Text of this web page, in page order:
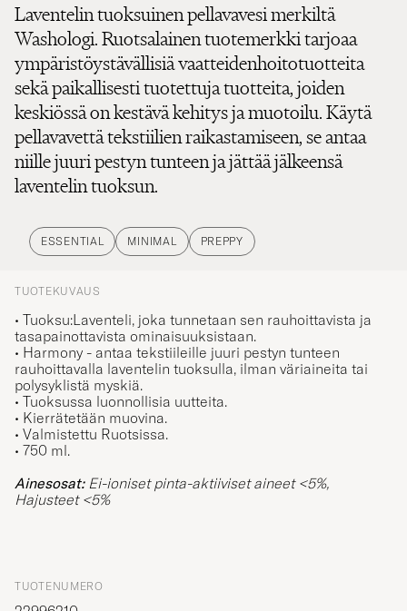
Laventelin tuoksuinen pellavavesi merkiltä
Washologi. Ruotsalainen tuotemerkki tarjoaa
ympäristöystävällisiä vaatteidenhoitotuotteita
sekä paikallisesti tuotettuja tuotteita, joiden
keskiössä on kestävä kehitys ja muotoilu. Käytä
pellavavettä tekstiilien raikastamiseen, se antaa
niille juuri pestyn tunteen ja jättää jälkeensä
laventelin tuoksun.
ESSENTIAL MINIMAL PREPPY
TUOTEKUVAUS
• Tuoksu:Laventeli, joka tunnetaan sen rauhoittavista ja
tasapainottavista ominaisuuksistaan.
• Harmony - antaa tekstiileille juuri pestyn tunteen
rauhoittavalla laventelin tuoksulla, ilman väriaineita tai
polysyklistä myskiä.
• Tuoksussa luonnollisia uutteita.
• Kierrätetään muovina.
• Valmistettu Ruotsissa.
• 750 ml.
Ainesosat: Ei-ioniset pinta-aktiiviset aineet <5%,
Hajusteet <5%
TUOTENUMERO